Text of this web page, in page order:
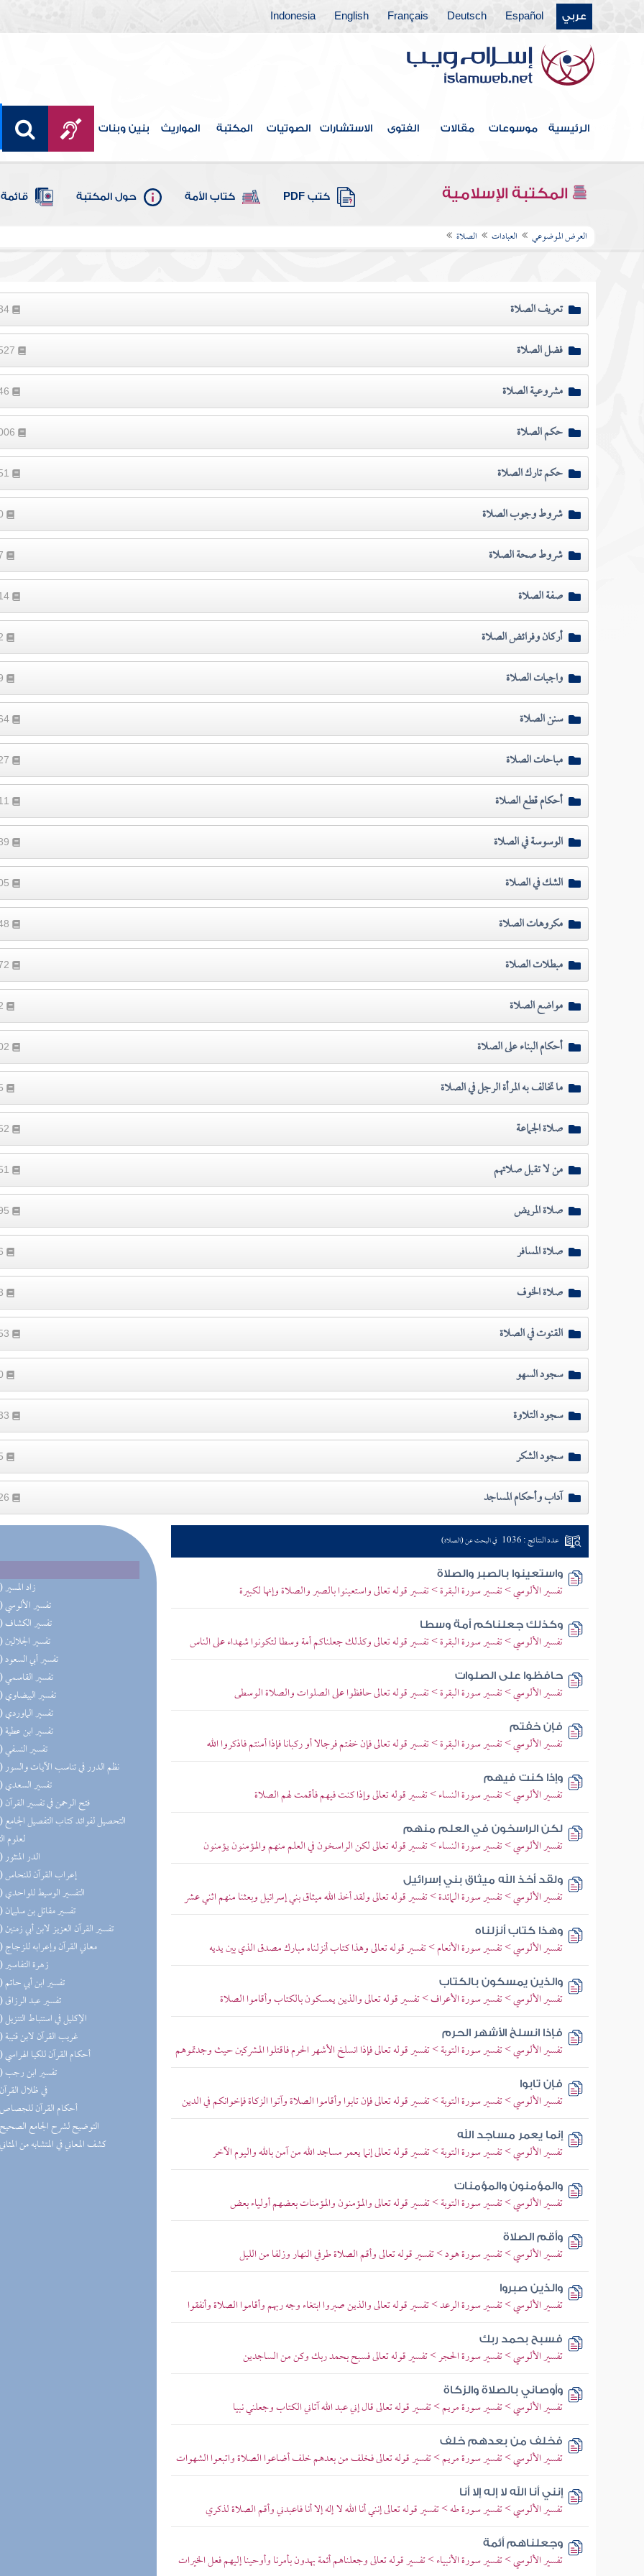
عربي Español
Deutsch
Français
English
Indonesia
الرئيسية موسوعات مقالات الفتوى الاستشارات الصوتيات المكتبة المواريث بنين وبنات
المكتبة الإسلامية كتب PDF كتاب الأمة حول المكتبة
العرض الموضوعي العبادات الصلاة
تعريف الصلاة 134
فضل الصلاة
مشروعية الصلاة
حكم الصلاة
حكم تارك الصلاة
شروط وجوب الصلاة
شروط صحة الصلاة
صفة الصلاة 114
أركان وفرائض الصلاة
واجبات الصلاة
سنن الصلاة 364
مباحات الصلاة
أحكام قطع الصلاة
الوسوسة في الصلاة
الشك في الصلاة
مكروهات الصلاة
مبطلات الصلاة
مواضع الصلاة
أحكام البناء على الصلاة
ما تخالف به المرأة الرجل في الصلاة
صلاة الجماعة
من لا تقبل صلاتهم
صلاة المريض
صلاة المسافر
صلاة الخوف
القنوت في الصلاة
سجود السهو
سجود التلاوة
سجود الشكر
آداب وأحكام المساجد
(56) زاد المسير
(50) تفسير الألوسي
(48) تفسير الكشاف
(48) تفسير الجلالين
(47) تفسير أبي السعود
(47) تفسير القاسمي
(47) تفسير البيضاوي
(47) تفسير الماوردي
(47) تفسير ابن عطية
(47) تفسير النسفي
(47) نظم الدرر في تناسب الآيات والسور
(47) تفسير السعدي
(47) فتح الرحمن في تفسير القرآن
(47)
لعلوم
(43) الدر المنثور
(37) إعراب القرآن للنحاس
(36) التفسير الوسيط للواحدي
(36) تفسير مقاتل بن سليمان
(36) تفسير القرآن العزيز لابن أبي زمنين
(31) معاني القرآن وإعرابه للزجاج
(29) زهرة التفاسير
(19) تفسير ابن أبي حاتم
(18) تفسير عبد الرزاق
(18) الإكليل في استنباط التنزيل
(17) غريب القرآن لابن قتيبة
(14) أحكام القرآن للكيا الهراسي
(11) تفسير ابن رجب
(9) في ظلال
(5) أحكام القرآن
(3) التوضيح لشرح الجامع
(2) كشف المعاني في المتشابه من
عدد النتائج : 1036 في البحث عن (الصلاة)
واستعينوا بالصبر والصلاة
تفسير الألوسي > تفسير سورة البقرة > تفسير قوله تعالى واستعينوا بالصبر والصلاة وإنها لكبيرة
وكذلك جعلناكم أمة وسطا
تفسير الألوسي > تفسير سورة البقرة > تفسير قوله تعالى وكذلك جعلناكم أمة وسطا لتكونوا شهداء على الناس
حافظوا على الصلوات
تفسير الألوسي > تفسير سورة البقرة > تفسير قوله تعالى حافظوا على الصلوات والصلاة الوسطى
فإن خفتم
تفسير الألوسي > تفسير سورة البقرة > تفسير قوله تعالى فإن خفتم فرجالا أو ركبانا فإذا أمنتم فاذكروا الله
وإذا كنت فيهم
تفسير الألوسي > تفسير سورة النساء > تفسير قوله تعالى وإذا كنت فيهم فأقمت لهم الصلاة
لكن الراسخون في العلم منهم
تفسير الألوسي > تفسير سورة النساء > تفسير قوله تعالى لكن الراسخون في العلم منهم والمؤمنون يؤمنون
ولقد أخذ الله ميثاق بني إسرائيل
تفسير الألوسي > تفسير سورة المائدة > تفسير قوله تعالى ولقد أخذ الله ميثاق بني إسرائيل وبعثنا منهم اثني عشر
وهذا كتاب أنزلناه
تفسير الألوسي > تفسير سورة الأنعام > تفسير قوله تعالى وهذا كتاب أنزلناه مبارك مصدق الذي بين يديه
والذين يمسكون بالكتاب
تفسير الألوسي > تفسير سورة الأعراف > تفسير قوله تعالى والذين يمسكون بالكتاب وأقاموا الصلاة
فإذا انسلخ الأشهر الحرم
تفسير الألوسي > تفسير سورة التوبة > تفسير قوله تعالى فإذا انسلخ الأشهر الحرم فاقتلوا المشركين حيث وجدتموهم
فإن تابوا
تفسير الألوسي > تفسير سورة التوبة > تفسير قوله تعالى فإن تابوا وأقاموا الصلاة وآتوا الزكاة فإخوانكم في الدين
إنما يعمر مساجد الله
تفسير الألوسي > تفسير سورة التوبة > تفسير قوله تعالى إنما يعمر مساجد الله من آمن بالله واليوم الآخر
والمؤمنون والمؤمنات
تفسير الألوسي > تفسير سورة التوبة > تفسير قوله تعالى والمؤمنون والمؤمنات بعضهم أولياء بعض
وأقم الصلاة
تفسير الألوسي > تفسير سورة هود > تفسير قوله تعالى وأقم الصلاة طرفي النهار وزلفا من الليل
والذين صبروا
تفسير الألوسي > تفسير سورة الرعد > تفسير قوله تعالى والذين صبروا ابتغاء وجه ربهم وأقاموا الصلاة وأنفقوا
فسبح بحمد ربك
تفسير الألوسي > تفسير سورة الحجر > تفسير قوله تعالى فسبح بحمد ربك وكن من الساجدين
وأوصاني بالصلاة والزكاة
تفسير الألوسي > تفسير سورة مريم > تفسير قوله تعالى قال إني عبد الله آتاني الكتاب وجعلني نبيا
فخلف من بعدهم خلف
تفسير الألوسي > تفسير سورة مريم > تفسير قوله تعالى فخلف من بعدهم خلف أضاعوا الصلاة واتبعوا الشهوات
إنني أنا الله لا إله إلا أنا
تفسير الألوسي > تفسير سورة طه > تفسير قوله تعالى إنني أنا الله لا إله إلا أنا فاعبدني وأقم الصلاة لذكري
وجعلناهم أئمة
تفسير الألوسي > تفسير سورة الأنبياء > تفسير قوله تعالى وجعلناهم أئمة يهدون بأمرنا وأوحينا إليهم فعل الخيرات